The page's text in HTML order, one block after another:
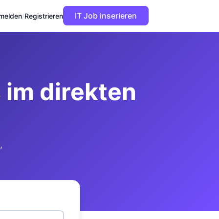
/Registrieren IT Job inserieren
im direkten